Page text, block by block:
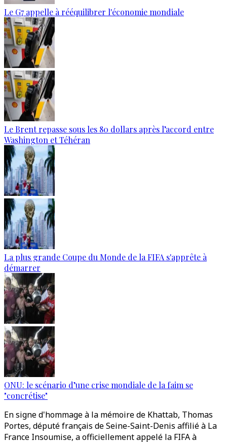
Le G7 appelle à rééquilibrer l'économie mondiale
Le Brent repasse sous les 80 dollars après l’accord entre
Washington et Téhéran
La plus grande Coupe du Monde de la FIFA s'apprête à
démarrer
ONU: le scénario d’une crise mondiale de la faim se
"concrétise"
En signe d'hommage à la mémoire de Khattab, Thomas
Portes, député français de Seine-Saint-Denis affilié à La
France Insoumise, a officiellement appelé la FIFA à